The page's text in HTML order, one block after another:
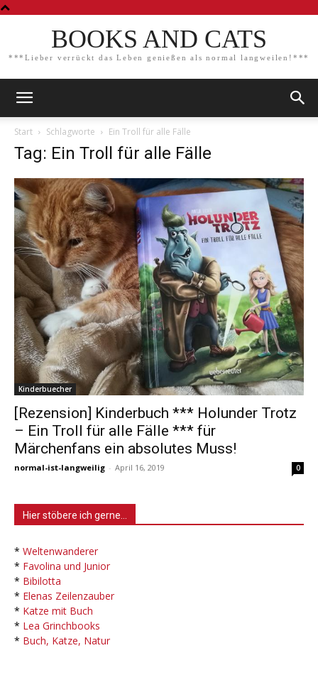
BOOKS AND CATS
***Lieber verrückt das Leben genießen als normal langweilen!***
Start Schlagworte Ein Troll für alle Fälle
Tag: Ein Troll für alle Fälle
Kinderbuecher
[Rezension] Kinderbuch *** Holunder Trotz
– Ein Troll für alle Fälle *** für
Märchenfans ein absolutes Muss!
normal-ist-langweilig - April 16, 2019 0
Hier stöbere ich gerne…
* Weltenwanderer
* Favolina und Junior
* Bibilotta
* Elenas Zeilenzauber
* Katze mit Buch
* Lea Grinchbooks
* Buch, Katze, Natur